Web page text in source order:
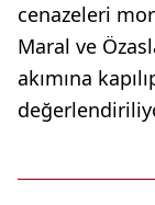
cenazeleri
Maral ve
akımına